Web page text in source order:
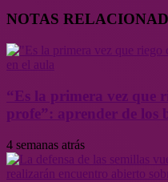
NOTAS
“Es la primera vez que
profe”: aprender de los
4 semanas atrás